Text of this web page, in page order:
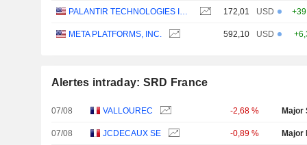
172,01 USD
META PLATFORMS, INC. 592,10 USD
Alertes intraday: SRD France
07/08 VALLOUREC -2,68 % Major
07/08 JCDECAUX SE -0,89 % Major